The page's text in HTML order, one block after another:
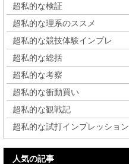
超私的な検証
超私的な理系のススメ
超私的な競技体験インプレ
超私的な総括
超私的な考察
超私的な衝動買い
超私的な観戦記
超私的な試打インプレッション
人気の記事